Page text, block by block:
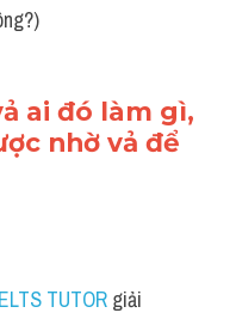
ai đó làm gì,
nhờ vả để
TUTOR giải